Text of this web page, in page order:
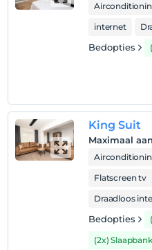
roken
rookvrije kamers
1 kind(eren) tot de leeftijd
wordt/worden niet in
internet
Bedopties
King Suit
Maximaal
Flatscreen tv
Draadloos
Bedopties
(2x)